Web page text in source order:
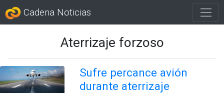
Cadena Noticias
Aterrizaje forzoso
Sufre percance avión
durante aterrizaje